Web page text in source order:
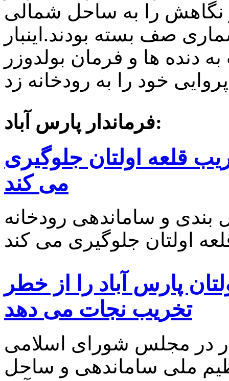
نگاهش را به ساحل شمالی
صف بسته بودند.اینبار
ها و فرمان بولدوزر
فرماندار پارس آباد:
قلعه اولتان جلوگیری
می کند
بندی و ساماندهی رودخانه
پارس آباد را از خطر
تخریب نجات می دهد
در مجلس شورای اسلامی
ملی ساماندهی و ساحل